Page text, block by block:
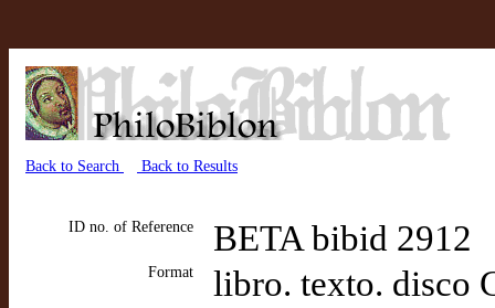
Back to Search Back to Results
ID no. of Reference BETA bibid 2912
Format libro. texto. disco